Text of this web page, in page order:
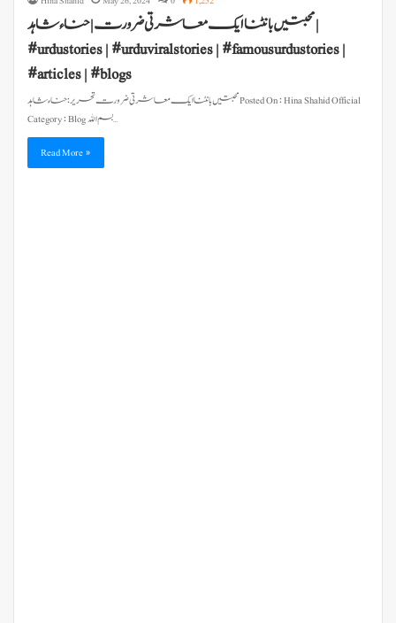
محبتیں بانٹنا ایک معاشرتی ضرورت | حناء شاہد |
#urdustories | #urduviralstories | #famousurdustories |
#articles | #blogs
محبتیں بانٹنا ایک معاشرتی ضرورت تحریر : حناء شاہد Posted On : Hina Shahid Official
Category : Blog بسم الله…
Read More »